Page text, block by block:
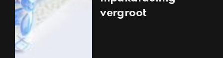
vergroot